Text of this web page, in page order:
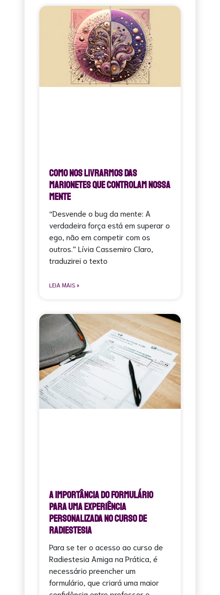
Como nos livrarmos das
marionetes que controlam nossa
Mente
“Desvende o bug da mente: A
verdadeira força está em superar o
ego, não em competir com os
outros.” Lívia Cassemiro Claro,
traduzirei o texto
LEIA MAIS »
A Importância do Formulário
para uma Experiência
Personalizada no Curso de
Radiestesia
Para se ter o acesso ao curso de
Radiestesia Amiga na Prática, é
necessário preencher um
formulário, que criará uma maior